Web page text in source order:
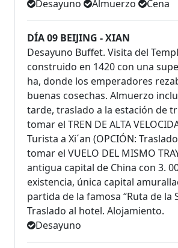
Desayuno Almuerzo Cena
DÍA 09 BEIJING - XIAN
Desayuno Buffet. Visita del
construido en 1420 con una
ha, donde los emperadores
buenas cosechas. Almuerzo
tarde, traslado a la estación de
tomar el TREN DE ALTA
Turista a Xi´an (OPCIÓN:
tomar el VUELO DEL MISMO
antigua capital de China con 3.
existencia, única capital
partida de la famosa “Ruta de la
Traslado al hotel. Alojamiento.
Desayuno